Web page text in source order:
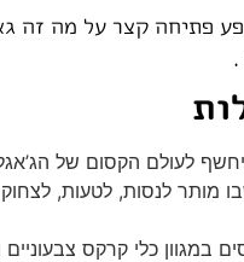
פתיחה קצר על מה זה
לעולם הקסום של
מותר לנסות, לטעות,
במגוון כלי קרקס